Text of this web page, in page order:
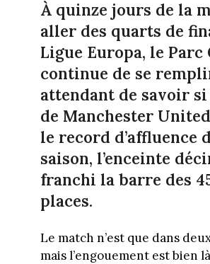
À quinze jours de la
aller des quarts de
Ligue Europa, le Parc
continue de se
attendant de savoir
de Manchester
le record d’affluence
saison, l’enceinte
franchi la barre des
places.
Le match n’est que dans
mais l’engouement est bien